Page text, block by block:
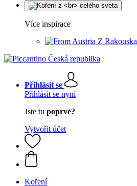
Více inspirace
Z Rakouska
Přihlásit se
Přihlásit se nyní
Jste tu poprvé?
Vytvořit účet
Koření